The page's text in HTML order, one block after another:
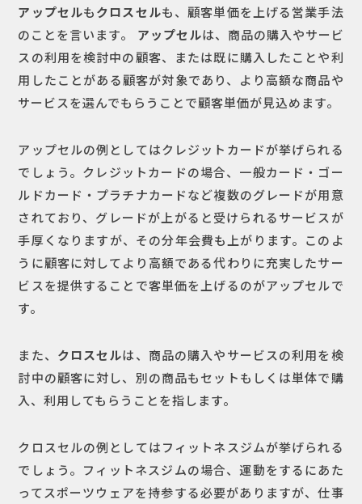
アップセルもクロスセルも、顧客単価を上げる営業手法
のことを言います。
アップセルは、商品の購入やサービ
スの利用を検討中の顧客、または既に購入したことや利
用したことがある顧客が対象であり、より高額な商品や
サービスを選んでもらうことで顧客単価が見込めます。
アップセルの例としてはクレジットカードが挙げられる
でしょう。クレジットカードの場合、一般カード・ゴー
ルドカード・プラチナカードなど複数のグレードが用意
されており、グレードが上がると受けられるサービスが
手厚くなりますが、その分年会費も上がります。このよ
うに顧客に対してより高額である代わりに充実したサー
ビスを提供することで客単価を上げるのがアップセルで
す。
また、 クロスセルは、商品の購入やサービスの利用を検
討中の顧客に対し、別の商品もセットもしくは単体で購
入、利用してもらうことを指します。
クロスセルの例としてはフィットネスジムが挙げられる
でしょう。フィットネスジムの場合、運動をするにあた
ってスポーツウェアを持参する必要がありますが、仕事